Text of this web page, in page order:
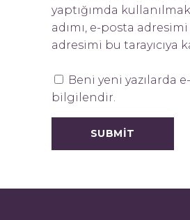
yaptığımda
adımı, e-posta
adresimi bu tarayıcıya
Beni yeni yazılarda
bilgilendir.